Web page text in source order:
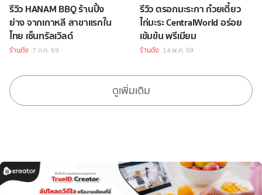
รีวิว HANAM BBQ ร้านปิ้ง
ย่าง จากเกาหลี สาขาแรกใน
ไทย เซ็นทรัลเวิลด์
ร้านดัง 7 ก.ค. 69
รีวิว ตรอกมะระกา ก๋วยเตี๋ยว
ไก่มะระ CentralWorld อร่อย
เข้มข้น พรีเมียม
ร้านดัง 14 พ.ค. 69
ดูเพิ่มเติม